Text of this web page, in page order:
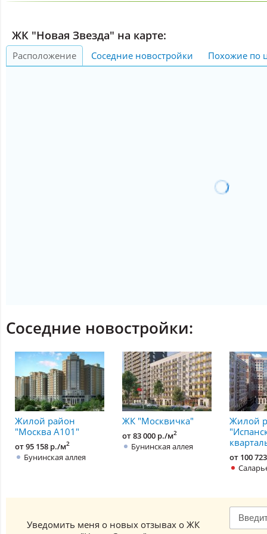
ЖК "Новая Звезда" на карте:
Расположение Соседние новостройки Похожие по
Соседние новостройки:
Жилой район
"Москва А101"
от 95 158 р./м2
Бунинская аллея
ЖК "Москвичка"
от 83 000 р./м2
Бунинская аллея
Жилой
от 100
Уведомить меня о новых отзывах о ЖК